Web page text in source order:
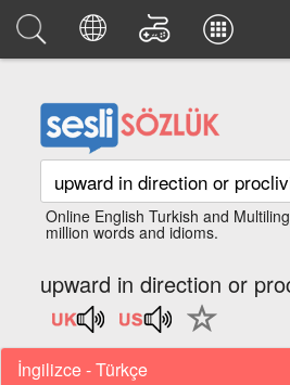
Online English Turkish and
million words and idioms.
upward in direction or
İngilizce - Türkçe